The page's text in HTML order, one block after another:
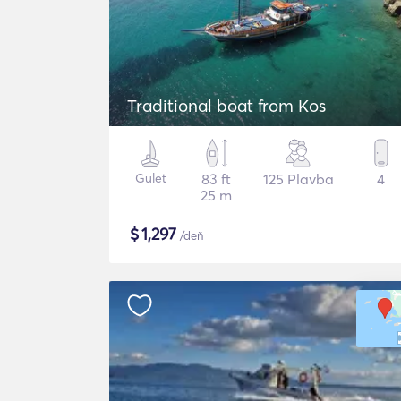
Traditional boat from Kos
Gulet
83 ft
25 m
125 Plavba 4
$1,297 /deň